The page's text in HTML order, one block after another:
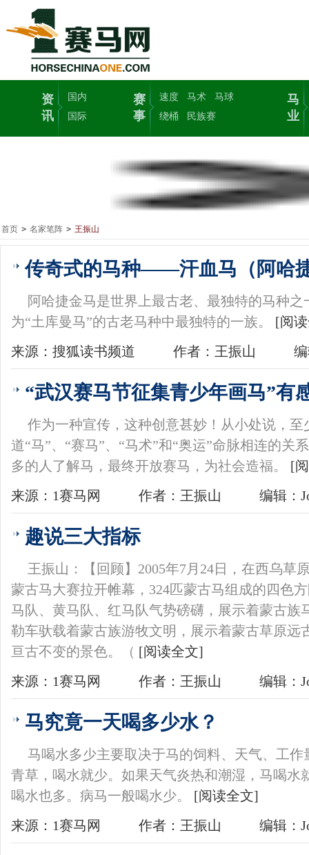
资
讯
国内
国际
赛
事
速度 马术
马球
绕桶
民族赛
马
业
首页 > 名家笔阵 > 王振山
传奇式的马种——汗血马（阿哈
阿哈捷金马是世界上最古老、最独特的马种
为“土库曼马”的古老马种中最独特的一族。 [阅
来源：搜狐读书频道
作者：王振山
“武汉赛马节征集青少年画马”有
作为一种宣传，这种创意甚妙！从小处说，至
道“马”、“赛马”、“马术”和“奥运”命脉相连的关
多的人了解马，最终开放赛马，为社会造福。 [
来源：1赛马网
作者：王振山 编辑：
趣说三大指标
王振山：【回顾】2005年7月24日，在西乌草
蒙古马大赛拉开帷幕，324匹蒙古马组成的四色
马队、黄马队、红马队气势磅礴，展示着蒙古族
勒车驮载着蒙古族游牧文明，展示着蒙古草原远
亘古不变的景色。（ [阅读全文]
来源：1赛马网
作者：王振山 编辑：
马究竟一天喝多少水？
马喝水多少主要取决于马的饲料、天气、工
青草，喝水就少。如果天气炎热和潮湿，马喝水
喝水也多。病马一般喝水少。 [阅读全文]
来源：1赛马网
作者：王振山 编辑：